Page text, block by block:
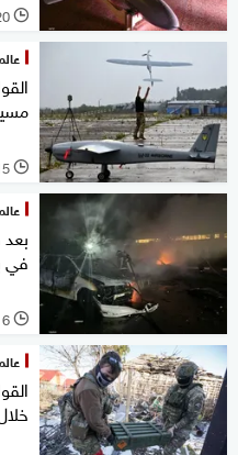
l
20
l
15
في
l 6 فبراير 2026
خلال 3